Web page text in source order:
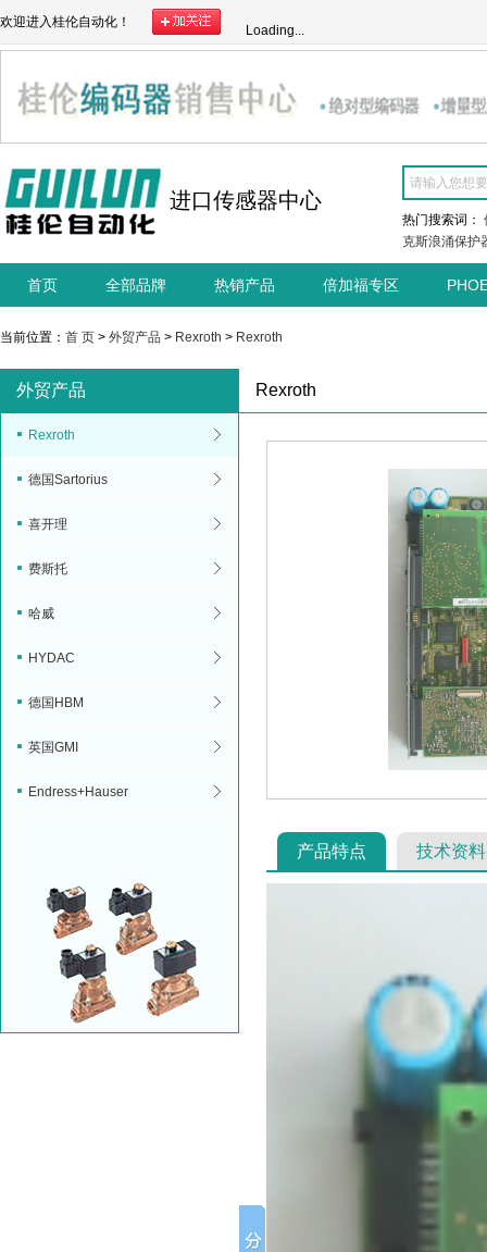
欢迎进入桂伦自动化！
Loading...
进口传感器中心
热门搜索词：
克斯浪涌保护
首页 全部品牌 热销产品 倍加福专区
当前位置： 首 页 > 外贸产品 > Rexroth > Rexroth
外贸产品
Rexroth
德国Sartorius
喜开理
费斯托
哈威
HYDAC
德国HBM
英国GMI
Endress+Hauser
Rexroth
产品特点 技术资料